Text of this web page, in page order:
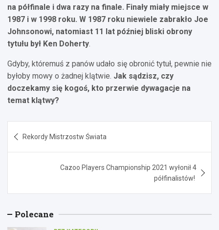
na półfinale i dwa razy na finale. Finały miały miejsce w
1987 i w 1998 roku. W 1987 roku niewiele zabrakło Joe
Johnsonowi, natomiast 11 lat później bliski obrony
tytułu był Ken Doherty.
Gdyby, któremuś z panów udało się obronić tytuł, pewnie nie
byłoby mowy o żadnej klątwie. Jak sądzisz, czy
doczekamy się kogoś, kto przerwie dywagacje na
temat klątwy?
wpisu
Rekordy Mistrzostw Świata
Cazoo Players Championship 2021 wyłonił 4
półfinalistów!
Polecane